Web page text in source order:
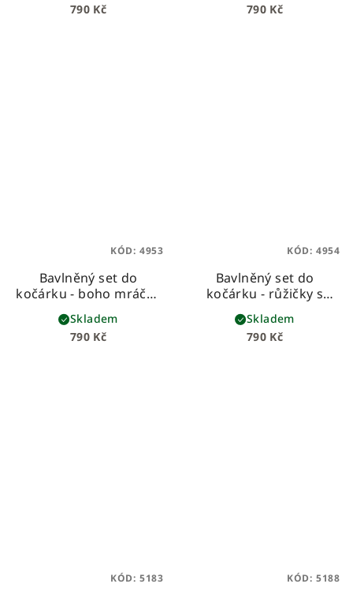
790 Kč 790 Kč
Bavlněný set do
kočárku - boho mráčky
s bílou vaflí
790 Kč
Skladem
KÓD: 4953
Bavlněný set do
kočárku - růžičky s
růžovou
790 Kč
Skladem
KÓD: 4954
KÓD: 5183 KÓD: 5188